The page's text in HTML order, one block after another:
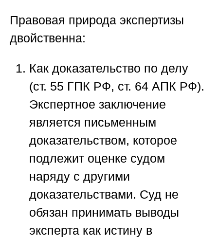
Правовая природа экспертизы
двойственна:
Как доказательство по делу
(ст. 55 ГПК РФ, ст. 64 АПК РФ).
Экспертное заключение
является письменным
доказательством, которое
подлежит оценке судом
наряду с другими
доказательствами. Суд не
обязан принимать выводы
эксперта как истину в